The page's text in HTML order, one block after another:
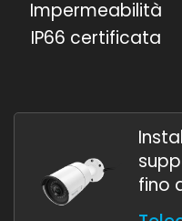
Impermeabilità
IP66 certificata
fino